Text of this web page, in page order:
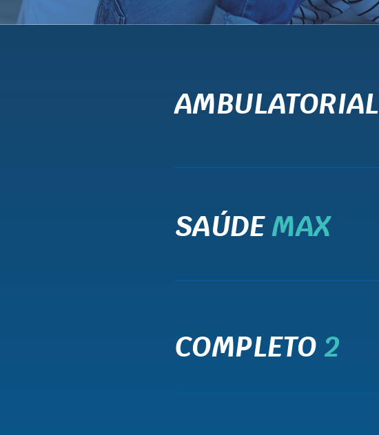
AMBULATORIAL
SAÚDEMAX
COMPLETO 2